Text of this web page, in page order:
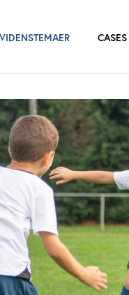
VIDENSTEMAER CASES